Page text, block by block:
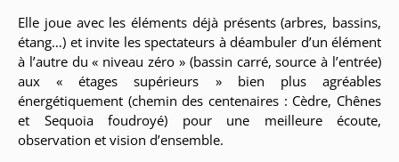
Elle joue avec les éléments déjà présents (arbres, bassins,
étang…) et invite les spectateurs à déambuler d’un élément
à l’autre du « niveau zéro » (bassin carré, source à l’entrée)
aux « étages supérieurs » bien plus agréables
énergétiquement (chemin des centenaires : Cèdre, Chênes
et Sequoia foudroyé) pour une meilleure écoute,
observation et vision d’ensemble.